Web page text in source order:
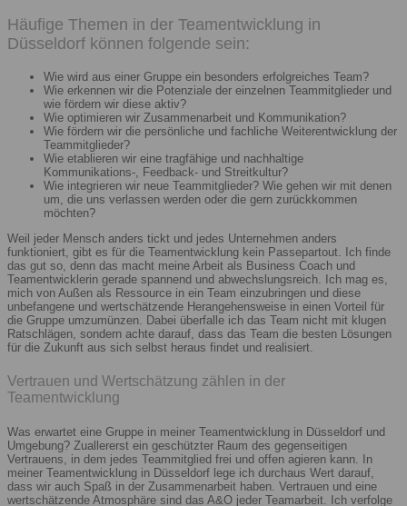
Häufige Themen in der Teamentwicklung in
Düsseldorf können folgende sein:
Wie wird aus einer Gruppe ein besonders erfolgreiches Team?
Wie erkennen wir die Potenziale der einzelnen Teammitglieder und
wie fördern wir diese aktiv?
Wie optimieren wir Zusammenarbeit und Kommunikation?
Wie fördern wir die persönliche und fachliche Weiterentwicklung der
Teammitglieder?
Wie etablieren wir eine tragfähige und nachhaltige
Kommunikations-, Feedback- und Streitkultur?
Wie integrieren wir neue Teammitglieder? Wie gehen wir mit denen
um, die uns verlassen werden oder die gern zurückkommen
möchten?
Weil jeder Mensch anders tickt und jedes Unternehmen anders
funktioniert, gibt es für die Teamentwicklung kein Passepartout. Ich finde
das gut so, denn das macht meine Arbeit als Business Coach und
Teamentwicklerin gerade spannend und abwechslungsreich. Ich mag es,
mich von Außen als Ressource in ein Team einzubringen und diese
unbefangene und wertschätzende Herangehensweise in einen Vorteil für
die Gruppe umzumünzen. Dabei überfalle ich das Team nicht mit klugen
Ratschlägen, sondern achte darauf, dass das Team die besten Lösungen
für die Zukunft aus sich selbst heraus findet und realisiert.
Vertrauen und Wertschätzung zählen in der
Teamentwicklung
Was erwartet eine Gruppe in meiner Teamentwicklung in Düsseldorf und
Umgebung? Zuallererst ein geschützter Raum des gegenseitigen
Vertrauens, in dem jedes Teammitglied frei und offen agieren kann. In
meiner Teamentwicklung in Düsseldorf lege ich durchaus Wert darauf,
dass wir auch Spaß in der Zusammenarbeit haben. Vertrauen und eine
wertschätzende Atmosphäre sind das A&O jeder Teamarbeit. Ich verfolge